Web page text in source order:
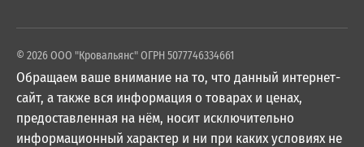
© 2026 ООО "Кровальянс" ОГРН 5077746334661
Обращаем ваше внимание на то, что данный интернет-
сайт, а также вся информация о товарах и ценах,
предоставленная на нём, носит исключительно
информационный характер и ни при каких условиях не